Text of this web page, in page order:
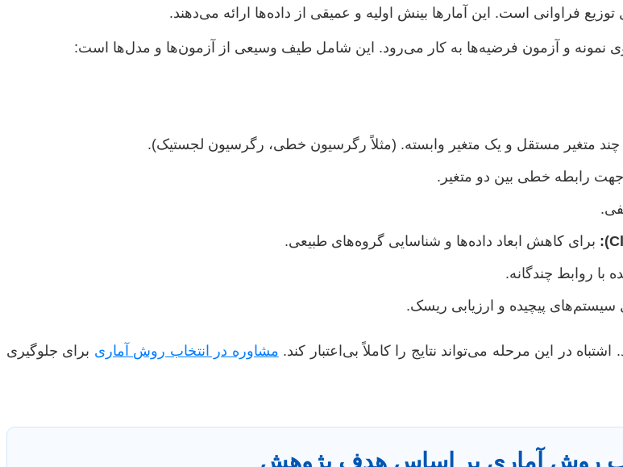
فراوانی است. این آمارها بینش اولیه و عمیقی از داده‌ها ارائه می‌دهند.
روی نمونه و آزمون فرضیه‌ها به کار می‌رود. این شامل طیف وسیعی از آزمون‌ها و مدل‌ها است:
متغیر مستقل و یک متغیر وابسته. (مثلاً رگرسیون خطی، رگرسیون لجستیک).
رابطه خطی بین دو متغیر.
برای کاهش ابعاد داده‌ها و شناسایی گروه‌های طبیعی.
با روابط چندگانه.
سیستم‌های پیچیده و ارزیابی ریسک.
در این مرحله می‌تواند نتایج را کاملاً بی‌اعتبار کند. مشاوره در انتخاب روش آماری برای جلوگیری
روش آماری بر اساس هدف پژوهش